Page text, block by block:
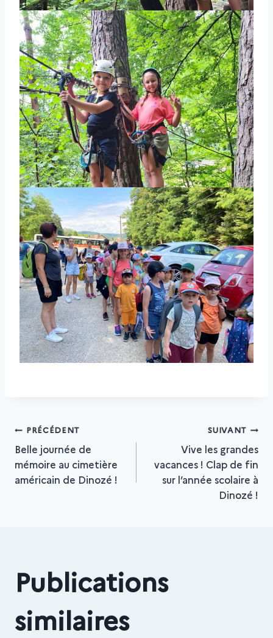
Navigation
de
PRÉCÉDENT
Belle journée de
mémoire au cimetière
américain de Dinozé !
SUIVANT
Vive les grandes
vacances ! Clap de fin
sur l’année scolaire à
Dinozé !
Publications
similaires